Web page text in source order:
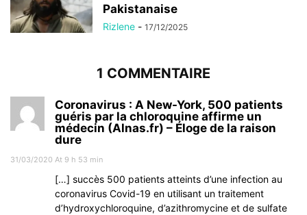
Pakistanaise
Rizlene - 17/12/2025
1 COMMENTAIRE
Coronavirus : A New-York, 500 patients
guéris par la chloroquine affirme un
médecin (Alnas.fr) – Éloge de la raison
dure
31/03/2020 At 9 h 53 min
[…] succès 500 patients atteints d’une infection au
coronavirus Covid-19 en utilisant un traitement
d’hydroxychloroquine, d’azithromycine et de sulfate